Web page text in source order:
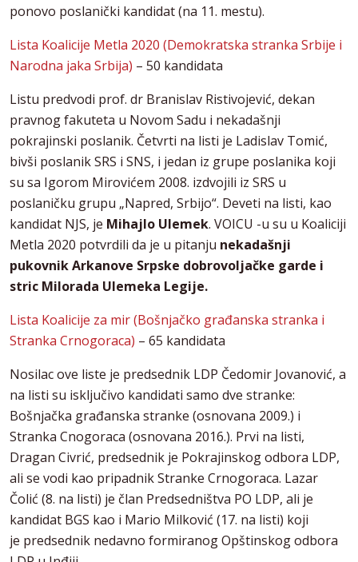
ponovo poslanički kandidat (na 11. mestu).
Lista Koalicije Metla 2020 (Demokratska stranka Srbije i
Narodna jaka Srbija) – 50 kandidata
Listu predvodi prof. dr Branislav Ristivojević, dekan
pravnog fakuteta u Novom Sadu i nekadašnji
pokrajinski poslanik. Četvrti na listi je Ladislav Tomić,
bivši poslanik SRS i SNS, i jedan iz grupe poslanika koji
su sa Igorom Mirovićem 2008. izdvojili iz SRS u
poslaničku grupu „Napred, Srbijo“. Deveti na listi, kao
kandidat NJS, je Mihajlo Ulemek. VOICU -u su u Koaliciji
Metla 2020 potvrdili da je u pitanju nekadašnji
pukovnik Arkanove Srpske dobrovoljačke garde i
stric Milorada Ulemeka Legije.
Lista Koalicije za mir (Bošnjačko građanska stranka i
Stranka Crnogoraca) – 65 kandidata
Nosilac ove liste je predsednik LDP Čedomir Jovanović, a
na listi su isključivo kandidati samo dve stranke:
Bošnjačka građanska stranke (osnovana 2009.) i
Stranka Cnogoraca (osnovana 2016.). Prvi na listi,
Dragan Civrić, predsednik je Pokrajinskog odbora LDP,
ali se vodi kao pripadnik Stranke Crnogoraca. Lazar
Čolić (8. na listi) je član Predsedništva PO LDP, ali je
kandidat BGS kao i Mario Milković (17. na listi) koji
je predsednik nedavno formiranog Opštinskog odbora